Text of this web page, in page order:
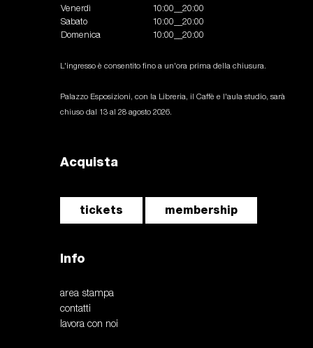
Venerdì
10:00__20:00
Sabato
10:00__20:00
Domenica
10:00__20:00
L'ingresso è consentito fino a un'ora prima della chiusura.
Palazzo Esposizioni, con la Libreria, il Caffè e l'aula studio, sarà
chiuso dal 13 al 28 agosto 2026.
Acquista
tickets membership
Info
area stampa
contatti
lavora con noi